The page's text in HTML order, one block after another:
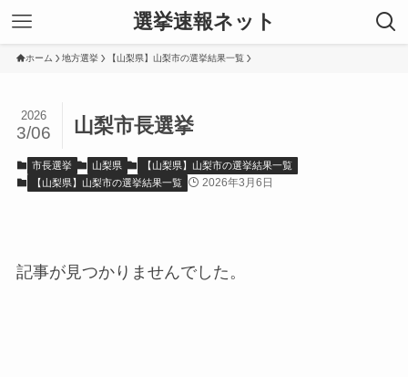
選挙速報ネット
ホーム 地方選挙 【山梨県】山梨市の選挙結果一覧
山梨市長選挙
2026
3/06
市長選挙 山梨県
【山梨県】山梨市の選挙結果一覧
【山梨県】山梨市の選挙結果一覧
2026年3月6日
記事が見つかりませんでした。